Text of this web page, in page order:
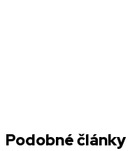
Podobné články